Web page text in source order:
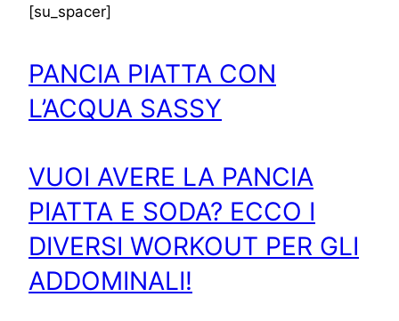
[su_spacer]
PANCIA PIATTA CON
L’ACQUA SASSY
VUOI AVERE LA PANCIA
PIATTA E SODA? ECCO I
DIVERSI WORKOUT PER GLI
ADDOMINALI!